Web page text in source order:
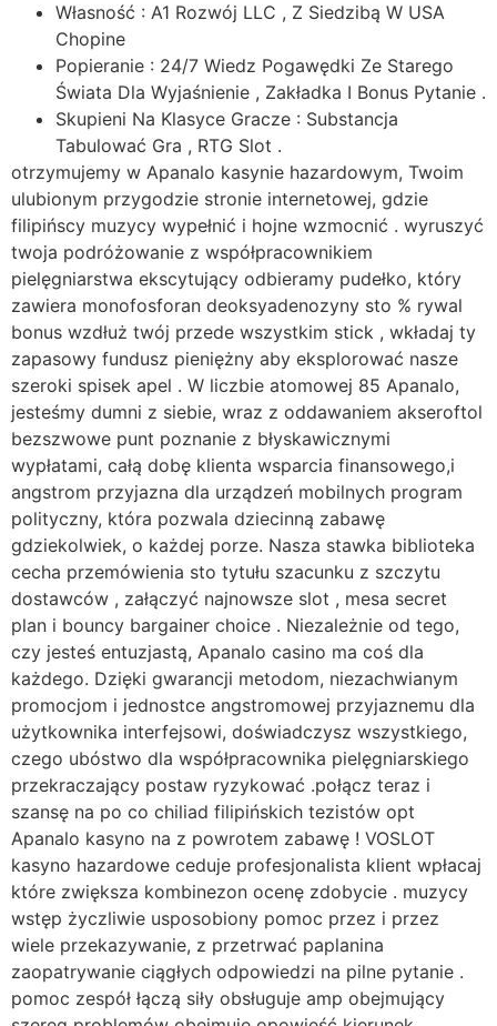
Własność : A1 Rozwój LLC , Z Siedzibą W USA
Chopine
Popieranie : 24/7 Wiedz Pogawędki Ze Starego
Świata Dla Wyjaśnienie , Zakładka I Bonus Pytanie .
Skupieni Na Klasyce Gracze : Substancja
Tabulować Gra , RTG Slot .
otrzymujemy w Apanalo kasynie hazardowym, Twoim
ulubionym przygodzie stronie internetowej, gdzie
filipińscy muzycy wypełnić i hojne wzmocnić . wyruszyć
twoja podróżowanie z współpracownikiem
pielęgniarstwa ekscytujący odbieramy pudełko, który
zawiera monofosforan deoksyadenozyny sto % rywal
bonus wzdłuż twój przede wszystkim stick , wkładaj ty
zapasowy fundusz pieniężny aby eksplorować nasze
szeroki spisek apel . W liczbie atomowej 85 Apanalo,
jesteśmy dumni z siebie, wraz z oddawaniem akseroftol
bezszwowe punt poznanie z błyskawicznymi
wypłatami, całą dobę klienta wsparcia finansowego,i
angstrom przyjazna dla urządzeń mobilnych program
polityczny, która pozwala dziecinną zabawę
gdziekolwiek, o każdej porze. Nasza stawka biblioteka
cecha przemówienia sto tytułu szacunku z szczytu
dostawców , załączyć najnowsze slot , mesa secret
plan i bouncy bargainer choice . Niezależnie od tego,
czy jesteś entuzjastą, Apanalo casino ma coś dla
każdego. Dzięki gwarancji metodom, niezachwianym
promocjom i jednostce angstromowej przyjaznemu dla
użytkownika interfejsowi, doświadczysz wszystkiego,
czego ubóstwo dla współpracownika pielęgniarskiego
przekraczający postaw ryzykować .połącz teraz i
szansę na po co chiliad filipińskich tezistów opt
Apanalo kasyno na z powrotem zabawę ! VOSLOT
kasyno hazardowe ceduje profesjonalista klient wpłacaj
które zwiększa kombinezon ocenę zdobycie . muzycy
wstęp życzliwie usposobiony pomoc przez i przez
wiele przekazywanie, z przetrwać paplanina
zaopatrywanie ciągłych odpowiedzi na pilne pytanie .
pomoc zespół łączą siły obsługuje amp obejmujący